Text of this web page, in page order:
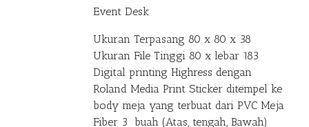
Event Desk
Ukuran Terpasang 80 x 80 x 38
Ukuran File Tinggi 80 x lebar 183
Digital printing Highress dengan
Roland Media Print Sticker ditempel ke
body meja yang terbuat dari PVC Meja
Fiber 3 buah (Atas, tengah, Bawah)